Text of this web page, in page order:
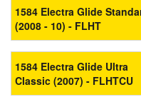
1584 Electra Glide
(2008 - 10) - FLHT
1584 Electra Glide Ultra
Classic (2007) - FLHTCU